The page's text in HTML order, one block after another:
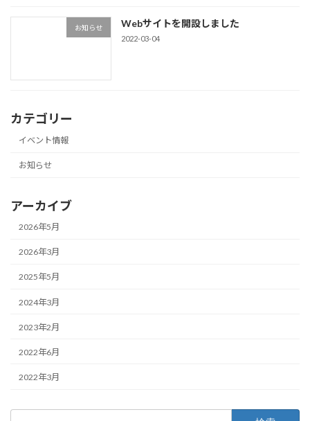
お知らせ Webサイトを開設しました
2022-03-04
カテゴリー
イベント情報
お知らせ
アーカイブ
2026年5月
2026年3月
2025年5月
2024年3月
2023年2月
2022年6月
2022年3月